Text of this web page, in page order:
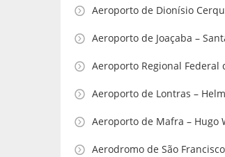
Aeroporto de Dionísio
Aeroporto de Joaçaba –
Aeroporto Regional Federal
Aeroporto de Lontras –
Aeroporto de Mafra – Hugo
Aerodromo de São